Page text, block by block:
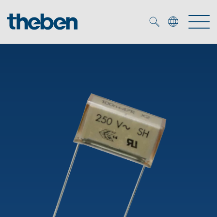
Smart Home
Närvaro- och rörelsedetektor
LED strålkastare
OEM lösningar
DALI-2 Beslysningsstyrning
KNX-system
Mediacenter